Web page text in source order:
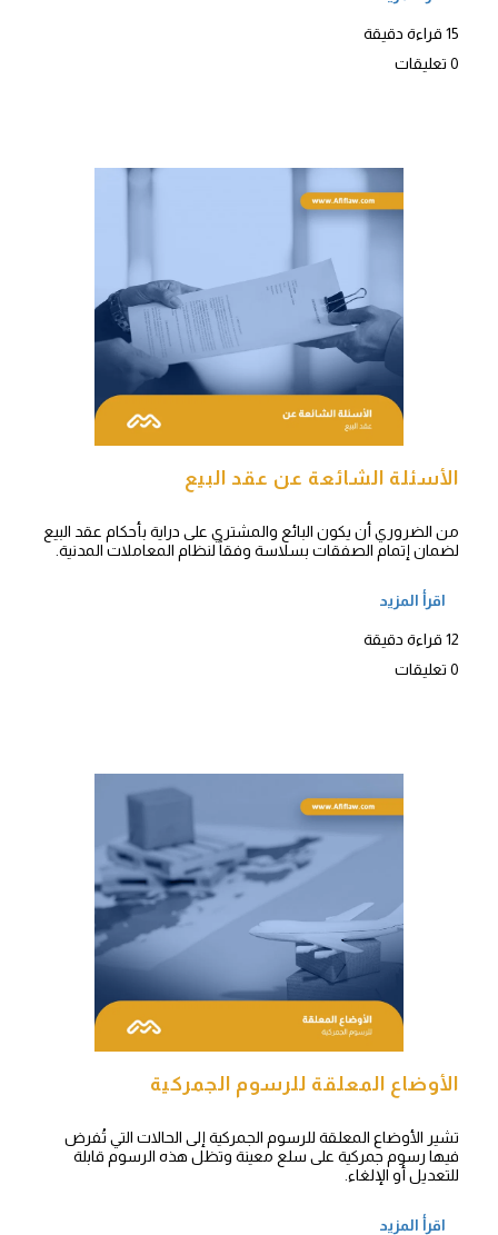
15 قراءة دقيقة
0 تعليقات
الأسئلة الشائعة عن عقد البيع
من الضروري أن يكون البائع والمشتري على دراية بأحكام عقد البيع
لضمان إتمام الصفقات بسلاسة وفقاً لنظام المعاملات المدنية.
اقرأ المزيد
12 قراءة دقيقة
0 تعليقات
الأوضاع المعلقة للرسوم الجمركية
تشير الأوضاع المعلقة للرسوم الجمركية إلى الحالات التي تُفرض
فيها رسوم جمركية على سلع معينة وتظل هذه الرسوم قابلة
للتعديل أو الإلغاء.
اقرأ المزيد